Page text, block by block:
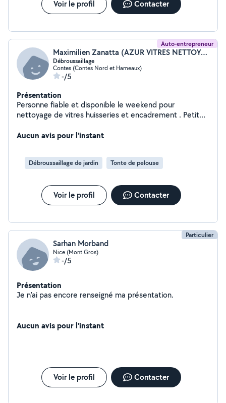
Voir le profil Contacter
Auto-entrepreneur
Maximilien Zanatta (AZUR VITRES NETTOYAGE)
Débroussaillage
Contes (Contes Nord et Hameaux)
-/5
Présentation
Personne fiable et disponible le weekend pour
nettoyage de vitres huisseries et encadrement . Petit
Aucun avis pour l'instant
Débroussaillage de jardin Tonte de pelouse
Voir le profil Contacter
Particulier
Sarhan Morband
Nice (Mont Gros)
-/5
Présentation
Je n'ai pas encore renseigné ma présentation.
Aucun avis pour l'instant
Voir le profil Contacter